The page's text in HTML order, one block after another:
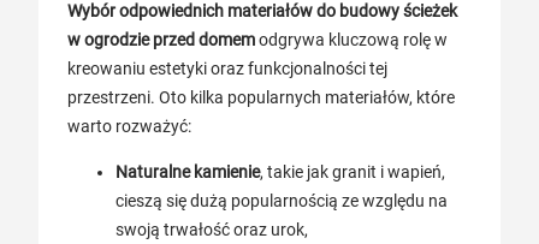
Wybór odpowiednich materiałów do budowy ścieżek
w ogrodzie przed domemodgrywa kluczową rolę w
kreowaniu estetyki oraz funkcjonalności tej
przestrzeni. Oto kilka popularnych materiałów, które
warto rozważyć:
Naturalne kamienie, takie jak granit i wapień,
cieszą się dużą popularnością ze względu na
swoją trwałość oraz urok,